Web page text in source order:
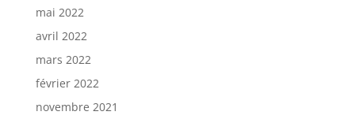
mai 2022
avril 2022
mars 2022
février 2022
novembre 2021